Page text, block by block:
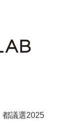
都議選2025